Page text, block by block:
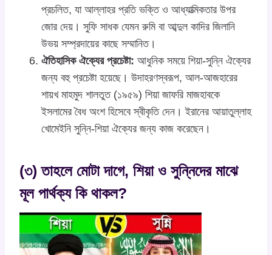
প্রচলিত, যা আল্লাহর প্রতি ভক্তি ও আধ্যাত্মিকতার উপর
জোর দেয়। সুফি সাধক যেমন রুমি বা আব্দুল কাদির জিলানি
উভয় সম্প্রদায়ের কাছে সম্মানিত।
ঐতিহাসিক ঐক্যের প্রচেষ্টা: আধুনিক সময়ে শিয়া-সুন্নি ঐক্যের
জন্য বহু প্রচেষ্টা হয়েছে। উদাহরণস্বরূপ, আল-আজহারের
শায়খ মাহমুদ শালতুত (১৯৫৯) শিয়া জাফরি মাজহাবকে
ইসলামের বৈধ অংশ হিসেবে স্বীকৃতি দেন। ইরানের আয়াতুল্লাহ
খোমেইনি সুন্নি-শিয়া ঐক্যের জন্য কাজ করেছেন।
(৩) তাহলে মোটা দাগে, শিয়া ও সুন্নিদের মাঝে
মূল পার্থক্য কি থাকল?